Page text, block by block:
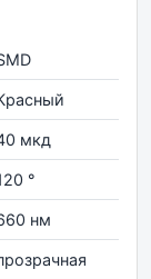
мкд
°
нм